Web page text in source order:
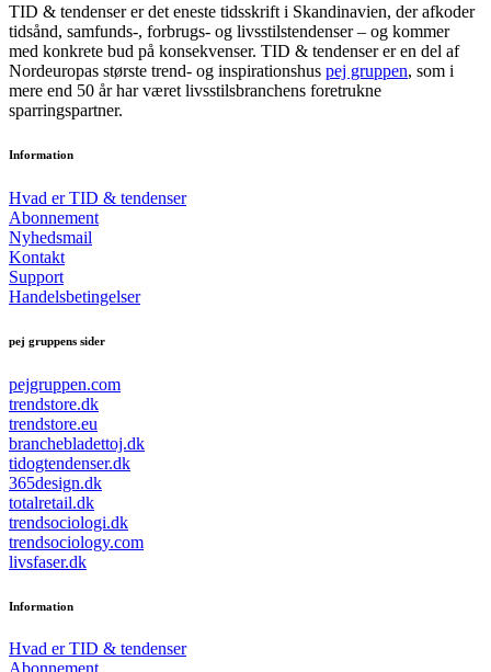
TID & tendenser er det eneste tidsskrift i Skandinavien, der afkoder
tidsånd, samfunds-, forbrugs- og livsstilstendenser – og kommer
med konkrete bud på konsekvenser. TID & tendenser er en del af
Nordeuropas største trend- og inspirationshus pej gruppen, som i
mere end 50 år har været livsstilsbranchens foretrukne
sparringspartner.
Information
Hvad er TID & tendenser
Abonnement
Nyhedsmail
Kontakt
Support
Handelsbetingelser
pej gruppens sider
pejgruppen.com
trendstore.dk
trendstore.eu
branchebladettoj.dk
tidogtendenser.dk
365design.dk
totalretail.dk
trendsociologi.dk
trendsociology.com
livsfaser.dk
Information
Hvad er TID & tendenser